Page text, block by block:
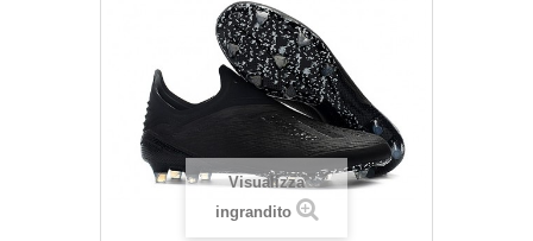
Visualizza
ingrandito